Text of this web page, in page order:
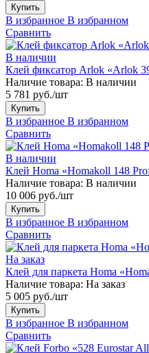
Купить
В избранное В избранном
Сравнить
В наличии
Клей фиксатор Arlok «Arlok
Наличие товара: В наличии
5 781 руб./шт
Купить
В избранное В избранном
Сравнить
В наличии
Клей Homa «Homakoll 148
Наличие товара: В наличии
10 006 руб./шт
Купить
В избранное В избранном
Сравнить
На заказ
Клей для паркета Homa
Наличие товара: На заказ
5 005 руб./шт
Купить
В избранное В избранном
Сравнить